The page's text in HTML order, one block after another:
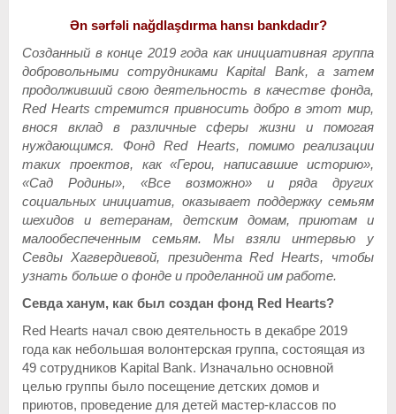
Ən sərfəli nağdlaşdırma hansı bankdadır?
Созданный в конце 2019 года как инициативная группа
добровольными сотрудникамиKapital Bank, а затем
продолживший свою деятельность в качестве фонда,
Red Hearts стремится привносить добро в этот мир,
внося вклад в различные сферы жизни и помогая
нуждающимся. Фонд Red Hearts, помимо реализации
таких проектов, как «Герои, написавшие историю»,
«Сад Родины», «Все возможно» и ряда других
социальных инициатив, оказывает поддержку семьям
шехидов и ветеранам, детским домам, приютам и
малообеспеченным семьям. Мы взяли интервью у
Севды Хагвердиевой, президента Red Hearts, чтобы
узнать больше о фонде и проделанной им работе.
Севда ханум, как был создан фонд Red Hearts?
Red Hearts начал свою деятельность в декабре 2019
года как небольшая волонтерская группа, состоящая из
49 сотрудников Kapital Bank. Изначально основной
целью группы было посещение детских домов и
приютов, проведение для детей мастер-классов по